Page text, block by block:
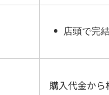
店頭で完
購入代金から